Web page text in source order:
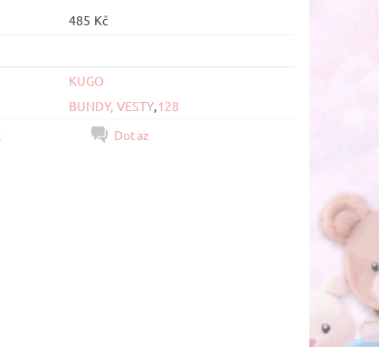
485 Kč
KUGO
BUNDY, VESTY,128
Dotaz